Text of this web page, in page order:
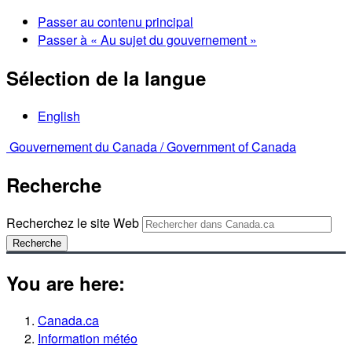
Passer au contenu principal
Passer à « Au sujet du gouvernement »
Sélection de la langue
English
Gouvernement du Canada /Government of Canada
Recherche
Recherchez le site Web
Recherche
You are here:
Canada.ca
Information météo